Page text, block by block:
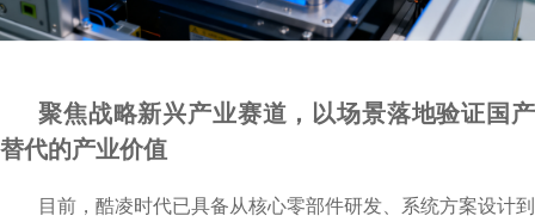
聚焦战略新兴产业赛道，以场景落地验证国产
替代的产业价值
目前，酷凌时代已具备从核心零部件研发、系统方案设计到